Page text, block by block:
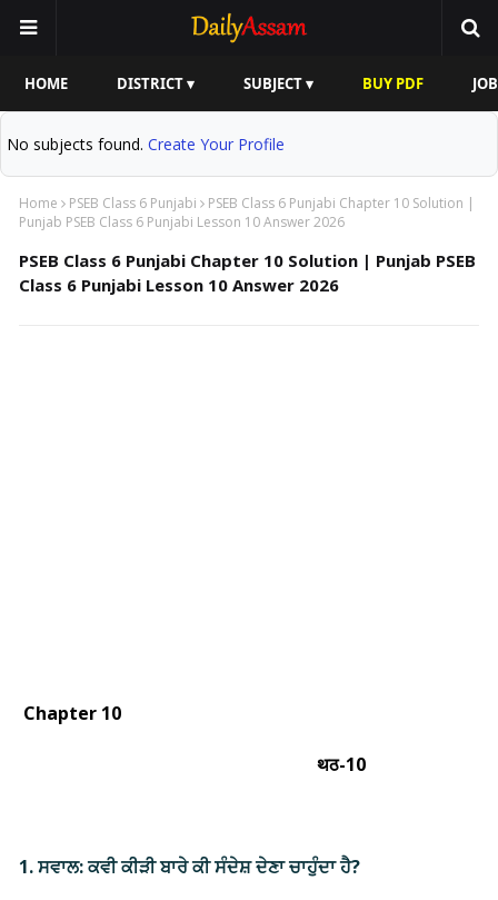
HOME DISTRICT ▾ SUBJECT ▾ BUY PDF
No subjects found. Create Your Profile
Home PSEB Class 6 Punjabi
PSEB Class 6 Punjabi Chapter 10 Solution |
Punjab PSEB Class 6 Punjabi Lesson 10 Answer 2026
PSEB Class 6 Punjabi Chapter 10 Solution | Punjab PSEB
Class 6 Punjabi Lesson 10 Answer 2026
Chapter 10
थठ-10
1. ਸਵਾਲ: ਕਵੀ ਕੀੜੀ ਬਾਰੇ ਕੀ ਸੰਦੇਸ਼ ਦੇਣਾ ਚਾਹੁੰਦਾ ਹੈ?